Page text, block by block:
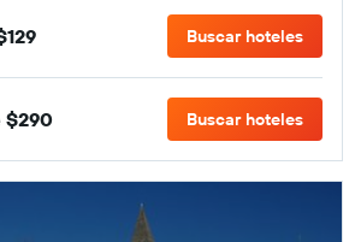
Buscar hoteles
$290 Buscar hoteles